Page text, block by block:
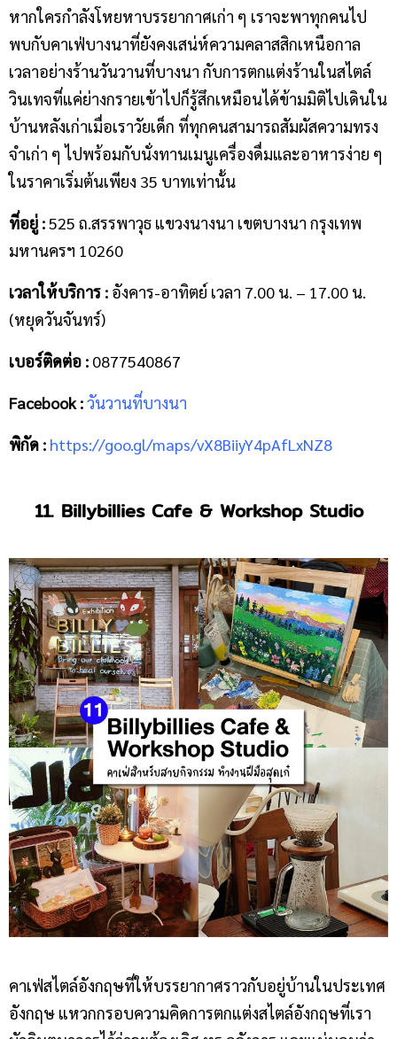
หากใครกำลังโหยหาบรรยากาศเก่า ๆ เราจะพาทุกคนไป
พบกับคาเฟ่บางนาที่ยังคงเสน่ห์ความคลาสสิกเหนือกาล
เวลาอย่างร้านวันวานที่บางนา กับการตกแต่งร้านในสไตล์
วินเทจที่แค่ย่างกรายเข้าไปก็รู้สึกเหมือนได้ข้ามมิติไปเดินใน
บ้านหลังเก่าเมื่อเราวัยเด็ก ที่ทุกคนสามารถสัมผัสความทรง
จำเก่า ๆ ไปพร้อมกับนั่งทานเมนูเครื่องดื่มและอาหารง่าย ๆ
ในราคาเริ่มต้นเพียง 35 บาทเท่านั้น
ที่อยู่ :525 ถ.สรรพาวุธ แขวงนางนา เขตบางนา กรุงเทพ
มหานครฯ 10260
เวลาให้บริการ : อังคาร-อาทิตย์ เวลา 7.00 น. – 17.00 น.
(หยุดวันจันทร์)
เบอร์ติดต่อ : 0877540867
Facebook :วันวานที่บางนา
พิกัด : https://goo.gl/maps/vX8BiiyY4pAfLxNZ8
11. Billybillies Cafe & Workshop Studio
คาเฟ่สไตล์อังกฤษที่ให้บรรยากาศราวกับอยู่บ้านในประเทศ
อังกฤษ แหวกกรอบความคิดการตกแต่งสไตล์อังกฤษที่เรา